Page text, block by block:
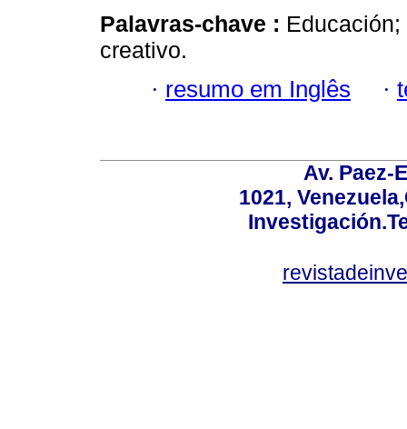
Palavras-chave :
creativo.
· resumo em Inglês ·
Av. Paez-
1021,